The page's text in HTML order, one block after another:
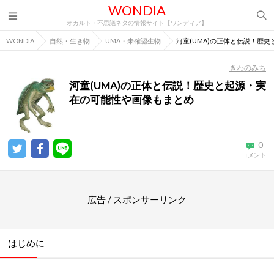
WONDIA
オカルト・不思議ネタの情報サイト【ワンディア】
WONDIA 自然・生き物 UMA・未確認生物 河童(UMA)の正体と伝説！歴史
きわのみち
河童(UMA)の正体と伝説！歴史と起源・実
在の可能性や画像もまとめ
0
コメント
広告 / スポンサーリンク
はじめに